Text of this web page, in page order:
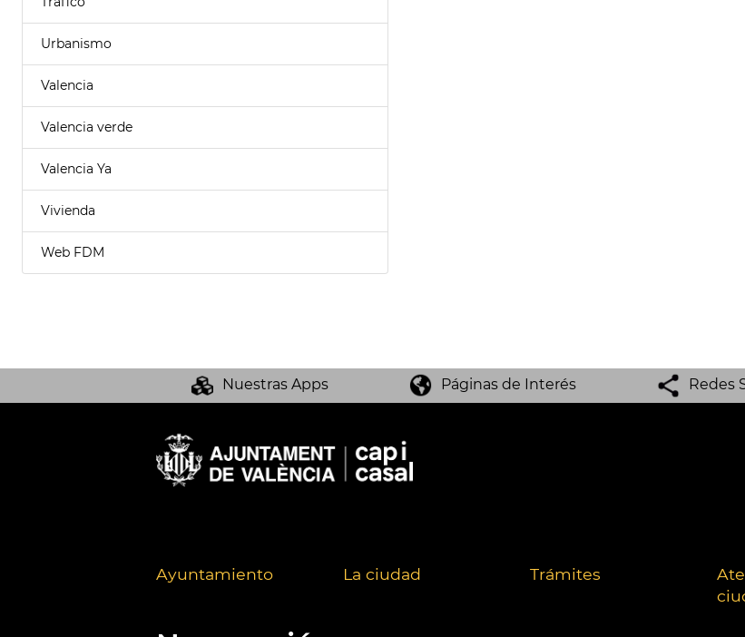
Urbanismo
Valencia
Valencia verde
Valencia Ya
Vivienda
Web FDM
Nuestras Apps Páginas de Interés Redes
Ayuntamiento La ciudad Trámites